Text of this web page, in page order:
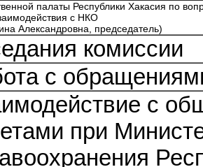
палаты Республики Хакасия по
с НКО
Александровна, председатель)
комиссии
с
с
при